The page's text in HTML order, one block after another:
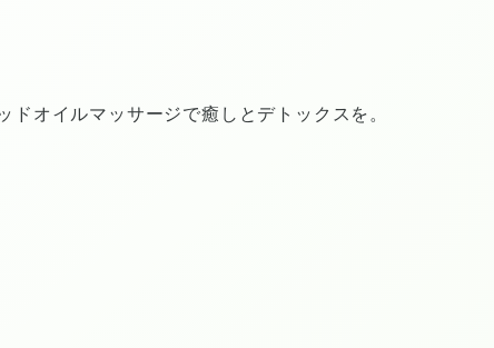
オイルマッサージで癒しとデトックスを。